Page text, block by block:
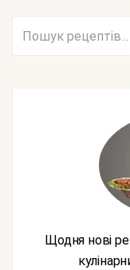
Щодня нові рецепти від домашніх господинь,